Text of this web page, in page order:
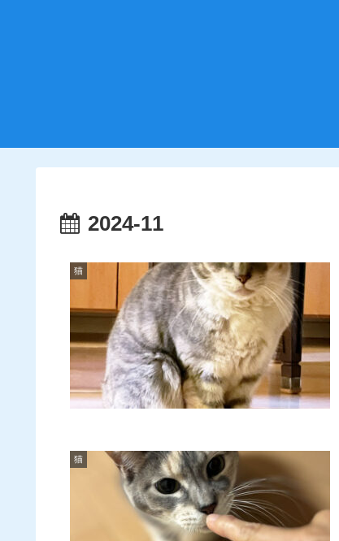
2024-11
猫
猫